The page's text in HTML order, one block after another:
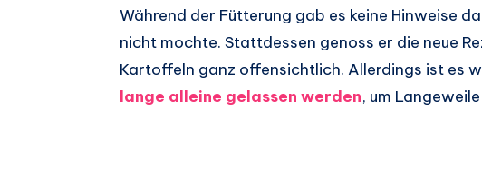
Während der Fütterung gab es keine Hinweise
nicht mochte. Stattdessen genoss er die neue
Kartoffeln ganz offensichtlich. Allerdings ist es
lange alleine gelassen werden, um